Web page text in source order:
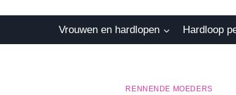
Vrouwen en hardlopen Hardloop
RENNENDE MOEDERS